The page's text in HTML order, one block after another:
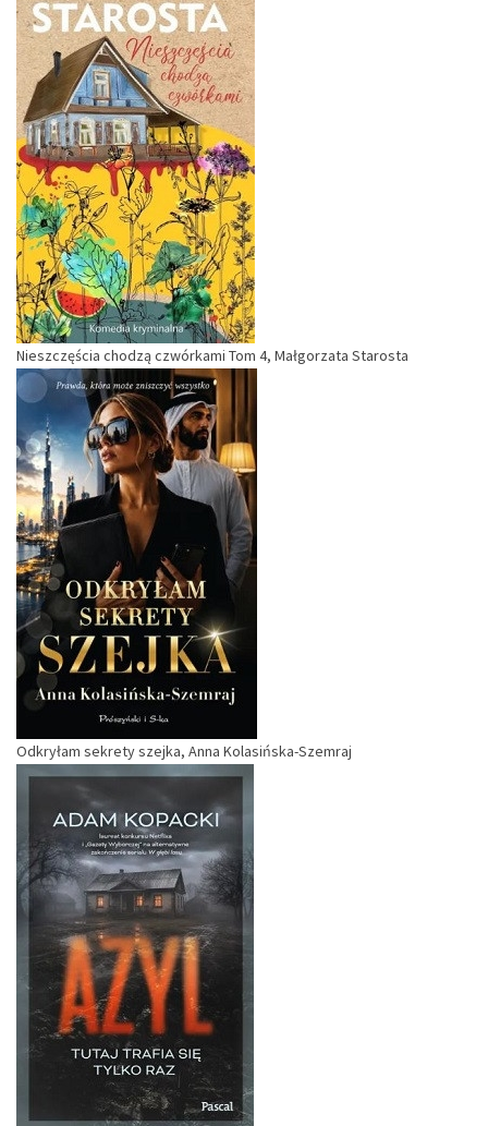
Nieszczęścia chodzą czwórkami Tom 4, Małgorzata Starosta
Odkryłam sekrety szejka, Anna Kolasińska-Szemraj